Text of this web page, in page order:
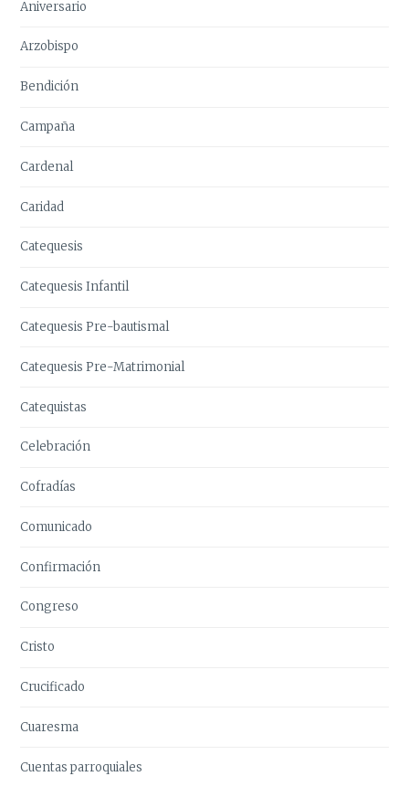
Aniversario
Arzobispo
Bendición
Campaña
Cardenal
Caridad
Catequesis
Catequesis Infantil
Catequesis Pre-bautismal
Catequesis Pre-Matrimonial
Catequistas
Celebración
Cofradías
Comunicado
Confirmación
Congreso
Cristo
Crucificado
Cuaresma
Cuentas parroquiales